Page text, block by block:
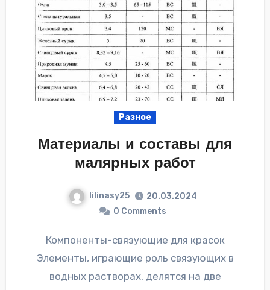
Разное
Материалы и составы для
малярных работ
lilinasy25
20.03.2024
0 Comments
Компоненты-связующие для красок
Элементы, играющие роль связующих в
водных растворах, делятся на две